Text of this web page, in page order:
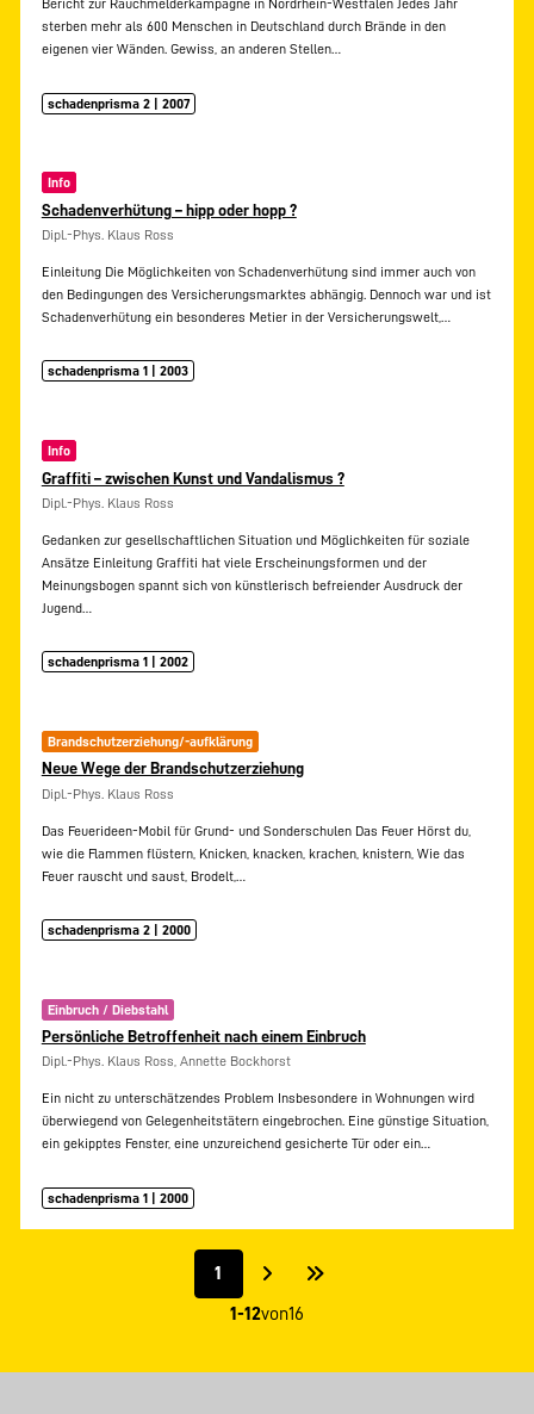
Bericht zur Rauchmelderkampagne in Nordrhein-Westfalen Jedes Jahr
sterben mehr als 600 Menschen in Deutschland durch Brände in den
eigenen vier Wänden. Gewiss, an anderen Stellen…
schadenprisma 2 | 2007
Info
Schadenverhütung – hipp oder hopp ?
Dipl.-Phys. Klaus Ross
Einleitung Die Möglichkeiten von Schadenverhütung sind immer auch von
den Bedingungen des Versicherungsmarktes abhängig. Dennoch war und ist
Schadenverhütung ein besonderes Metier in der Versicherungswelt,…
schadenprisma 1 | 2003
Info
Graffiti – zwischen Kunst und Vandalismus ?
Dipl.-Phys. Klaus Ross
Gedanken zur gesellschaftlichen Situation und Möglichkeiten für soziale
Ansätze Einleitung Graffiti hat viele Erscheinungsformen und der
Meinungsbogen spannt sich von künstlerisch befreiender Ausdruck der
Jugend…
schadenprisma 1 | 2002
Brandschutzerziehung/-aufklärung
Neue Wege der Brandschutzerziehung
Dipl.-Phys. Klaus Ross
Das Feuerideen-Mobil für Grund- und Sonderschulen Das Feuer Hörst du,
wie die Flammen flüstern, Knicken, knacken, krachen, knistern, Wie das
Feuer rauscht und saust, Brodelt,…
schadenprisma 2 | 2000
Einbruch / Diebstahl
Persönliche Betroffenheit nach einem Einbruch
Dipl.-Phys. Klaus Ross, Annette Bockhorst
Ein nicht zu unterschätzendes Problem Insbesondere in Wohnungen wird
überwiegend von Gelegenheitstätern eingebrochen. Eine günstige Situation,
ein gekipptes Fenster, eine unzureichend gesicherte Tür oder ein…
schadenprisma 1 | 2000
1
1-12von16